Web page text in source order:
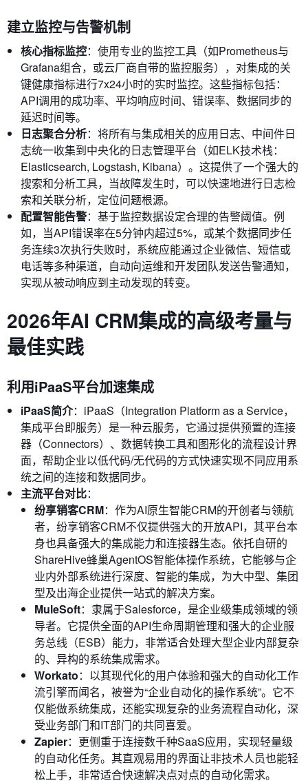
建立监控与告警机制
核心指标监控：使用专业的监控工具（如Prometheus与
Grafana组合，或云厂商自带的监控服务），对集成的关
键健康指标进行7x24小时的实时监控。这些指标包括：
API调用的成功率、平均响应时间、错误率、数据同步的
延迟时间等。
日志聚合分析：将所有与集成相关的应用日志、中间件日
志统一收集到中央化的日志管理平台（如ELK技术栈：
Elasticsearch, Logstash, Kibana）。这提供了一个强大的
搜索和分析工具，当故障发生时，可以快速地进行日志检
索和关联分析，定位问题根源。
配置智能告警：基于监控数据设定合理的告警阈值。例
如，当API错误率在5分钟内超过5%，或某个数据同步任
务连续3次执行失败时，系统应能通过企业微信、短信或
电话等多种渠道，自动向运维和开发团队发送告警通知，
实现从被动响应到主动发现的转变。
2026年AI CRM集成的高级考量与
最佳实践
利用iPaaS平台加速集成
iPaaS简介：iPaaS（Integration Platform as a Service，
集成平台即服务）是一种云服务，它通过提供预置的连接
器（Connectors）、数据转换工具和图形化的流程设计界
面，帮助企业以低代码/无代码的方式快速实现不同应用系
统之间的连接和数据同步。
主流平台对比：
纷享销客CRM：作为AI原生智能CRM的开创者与领航
者，纷享销客CRM不仅提供强大的开放API，其平台本
身也具备强大的集成能力和连接器生态。依托自研的
ShareHive蜂巢AgentOS智能体操作系统，它能够与企
业内外部系统进行深度、智能的集成，为大中型、集团
型及出海企业提供一站式的解决方案。
MuleSoft：隶属于Salesforce，是企业级集成领域的领
导者。它提供全面的API生命周期管理和强大的企业服
务总线（ESB）能力，非常适合处理大型企业内部复杂
的、异构的系统集成需求。
Workato：以其现代化的用户体验和强大的自动化工作
流引擎而闻名，被誉为“企业自动化的操作系统”。它不
仅能做系统集成，还能实现复杂的业务流程自动化，深
受业务部门和IT部门的共同喜爱。
Zapier：更侧重于连接数千种SaaS应用，实现轻量级
的自动化任务。其直观易用的界面让非技术人员也能轻
松上手，非常适合快速解决点对点的自动化需求。